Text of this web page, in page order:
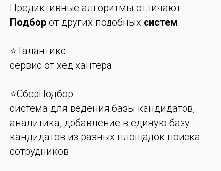
Предиктивные алгоритмы отличают
Подбор от других подобных систем.
⭐️Талантикс
сервис от хед хантера
⭐️СберПодбор
система для ведения базы кандидатов,
аналитика, добавление в единую базу
кандидатов из разных площадок поиска
сотрудников.